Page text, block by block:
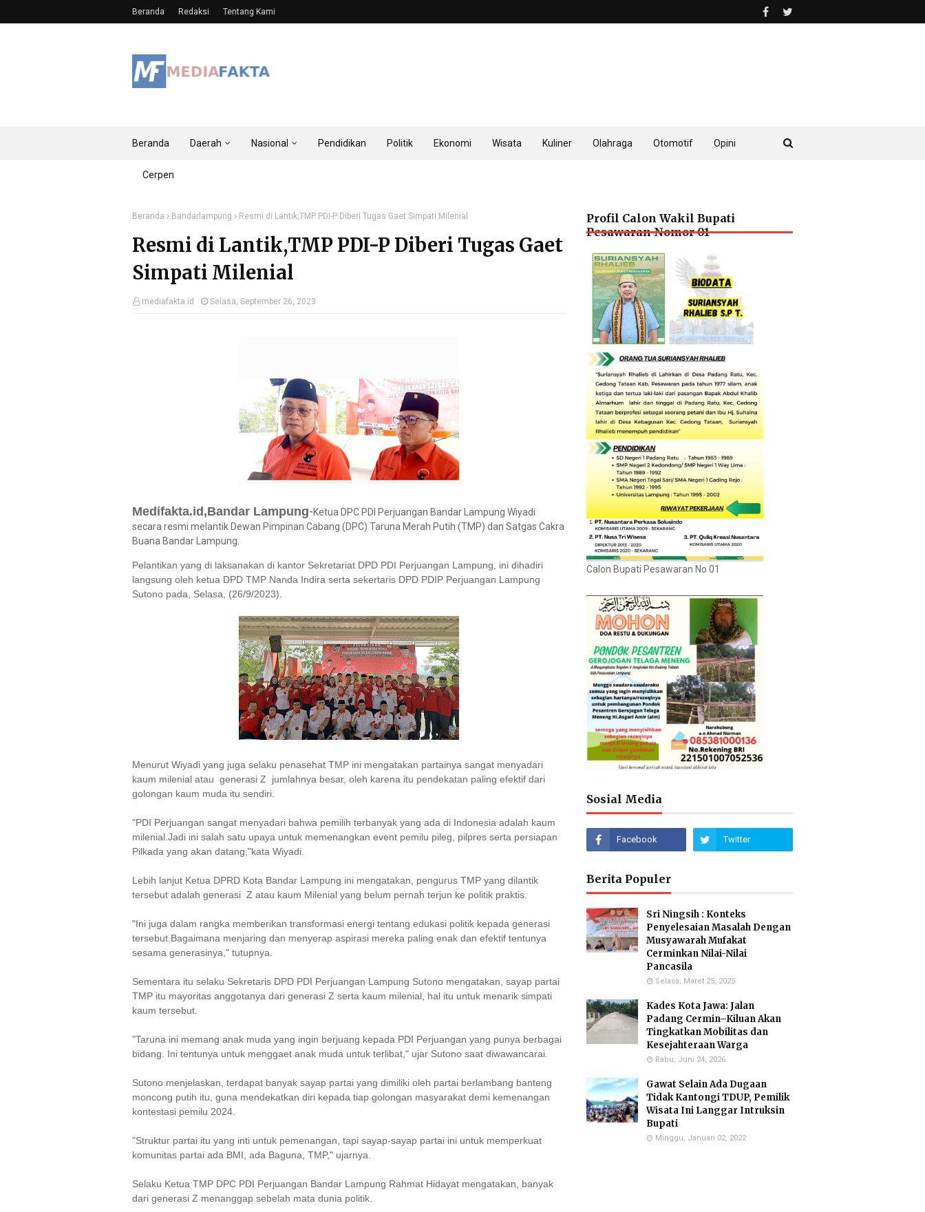
Beranda Redaksi Tentang Kami
Beranda Daerah Nasional Pendidikan Politik Ekonomi Wisata Kuliner Olahraga Otomotif Opini
Cerpen
Beranda Bandarlampung Resmi di Lantik,TMP PDI-P Diberi Tugas Gaet Simpati Milenial
Resmi di Lantik,TMP PDI-P Diberi Tugas Gaet
Simpati Milenial
mediafakta.id Selasa, September 26, 2023
Medifakta.id,Bandar Lampung-Ketua DPC PDI Perjuangan Bandar Lampung Wiyadi
secara resmi melantik Dewan Pimpinan Cabang (DPC) Taruna Merah Putih (TMP) dan Satgas Cakra
Buana Bandar Lampung.
Pelantikan yang di laksanakan di kantor Sekretariat DPD PDI Perjuangan Lampung, ini dihadiri
langsung oleh ketua DPD TMP Nanda Indira serta sekertaris DPD PDIP Perjuangan Lampung
Sutono pada, Selasa, (26/9/2023).
Menurut Wiyadi yang juga selaku penasehat TMP ini mengatakan partainya sangat menyadari
kaum milenial atau generasi Z jumlahnya besar, oleh karena itu pendekatan paling efektif dari
golongan kaum muda itu sendiri.
"PDI Perjuangan sangat menyadari bahwa pemilih terbanyak yang ada di Indonesia adalah kaum
milenial.Jadi ini salah satu upaya untuk memenangkan event pemilu pileg, pilpres serta persiapan
Pilkada yang akan datang,"kata Wiyadi.
Lebih lanjut Ketua DPRD Kota Bandar Lampung ini mengatakan, pengurus TMP yang dilantik
tersebut adalah generasi Z atau kaum Milenial yang belum pernah terjun ke politik praktis.
"Ini juga dalam rangka memberikan transformasi energi tentang edukasi politik kepada generasi
tersebut.Bagaimana menjaring dan menyerap aspirasi mereka paling enak dan efektif tentunya
sesama generasinya," tutupnya.
Sementara itu selaku Sekretaris DPD PDI Perjuangan Lampung Sutono mengatakan, sayap partai
TMP itu mayoritas anggotanya dari generasi Z serta kaum milenial, hal itu untuk menarik simpati
kaum tersebut.
"Taruna ini memang anak muda yang ingin berjuang kepada PDI Perjuangan yang punya berbagai
bidang. Ini tentunya untuk menggaet anak muda untuk terlibat," ujar Sutono saat diwawancarai.
Sutono menjelaskan, terdapat banyak sayap partai yang dimiliki oleh partai berlambang banteng
moncong putih itu, guna mendekatkan diri kepada tiap golongan masyarakat demi kemenangan
kontestasi pemilu 2024.
"Struktur partai itu yang inti untuk pemenangan, tapi sayap-sayap partai ini untuk memperkuat
komunitas partai ada BMI, ada Baguna, TMP," ujarnya.
Selaku Ketua TMP DPC PDI Perjuangan Bandar Lampung Rahmat Hidayat mengatakan, banyak
dari generasi Z menanggap sebelah mata dunia politik.
Profil Calon Wakil Bupati
Pesawaran Nomor 01
Calon Bupati Pesawaran No 01
Sosial Media
Berita Populer
Sri Ningsih : Konteks
Penyelesaian Masalah Dengan
Musyawarah Mufakat
Cerminkan Nilai-Nilai
Pancasila
Selasa, Maret 25, 2025
Kades Kota Jawa: Jalan
Padang Cermin–Kiluan Akan
Tingkatkan Mobilitas dan
Kesejahteraan Warga
Rabu, Juni 24, 2026
Gawat Selain Ada Dugaan
Tidak Kantongi TDUP, Pemilik
Wisata Ini Langgar Intruksin
Bupati
Minggu, Januari 02, 2022